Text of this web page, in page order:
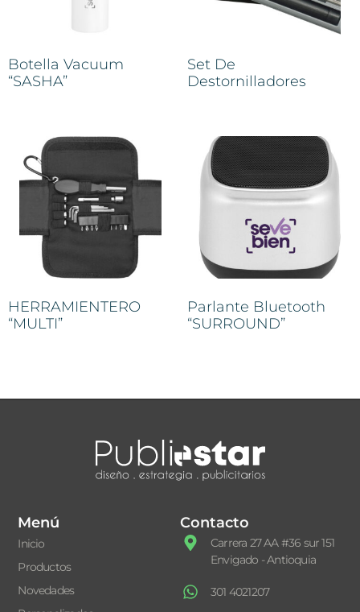
Botella Vacuum
“SASHA”
Set De
Destornilladores
HERRAMIENTERO
“MULTI”
Parlante Bluetooth
“SURROUND”
Menú
Inicio
Productos
Novedades
Contacto
Carrera 27 AA #36 sur 151
Envigado - Antioquia
301 4021207